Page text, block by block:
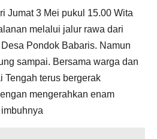
Jumat 3 Mei pukul 15.00 Wita
melalui jalur rawa dari
Pondok Babaris. Namun
sampai. Bersama warga dan
Tengah terus bergerak
mengerahkan enam